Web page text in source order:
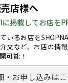
店様へ
掲載してお店を
いるお店を
文など、お店の情
可能！
・お申し込みは